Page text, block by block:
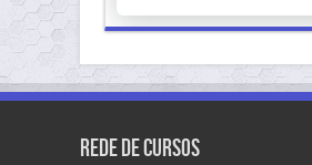
Rede de Cursos